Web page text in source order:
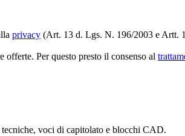
privacy (Art. 13 d. Lgs. N. 196/2003 e Artt.
Per questo presto il consenso al
voci di capitolato e blocchi CAD.